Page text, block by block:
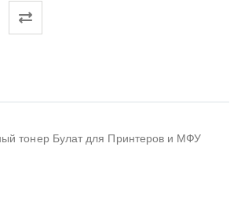
тонер Булат для Принтеров и МФУ